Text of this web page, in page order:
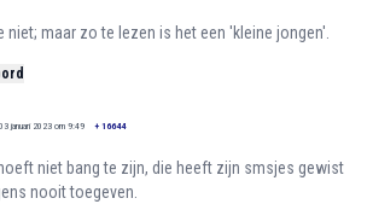
niet; maar zo te lezen is het een 'kleine jongen'.
03 januari 2023 om 9:49 + 16644
niet bang te zijn, die heeft zijn smsjes gewist
nooit toegeven.